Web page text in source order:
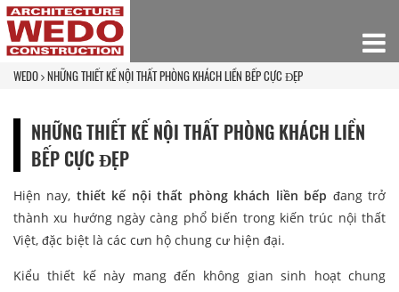
WEDO NHỮNG THIẾT KẾ NỘI THẤT PHÒNG KHÁCH LIỀN BẾP CỰC ĐẸP
NHỮNG THIẾT KẾ NỘI THẤT PHÒNG KHÁCH LIỀN
BẾP CỰC ĐẸP
Hiện nay, thiết kế nội thất phòng khách liền bếp đang trở
thành xu hướng ngày càng phổ biến trong kiến trúc nội thất
Việt, đặc biệt là các cưn hộ chung cư hiện đại.
Kiểu thiết kế này mang đến không gian sinh hoạt chung